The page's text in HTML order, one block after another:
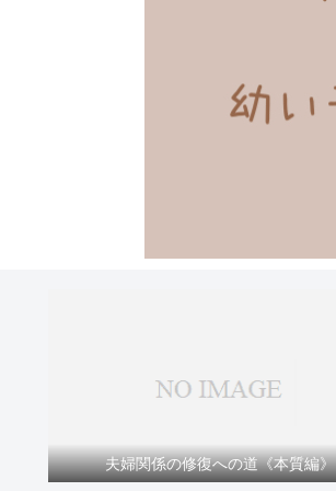
夫婦関係の修復への道《本質編》